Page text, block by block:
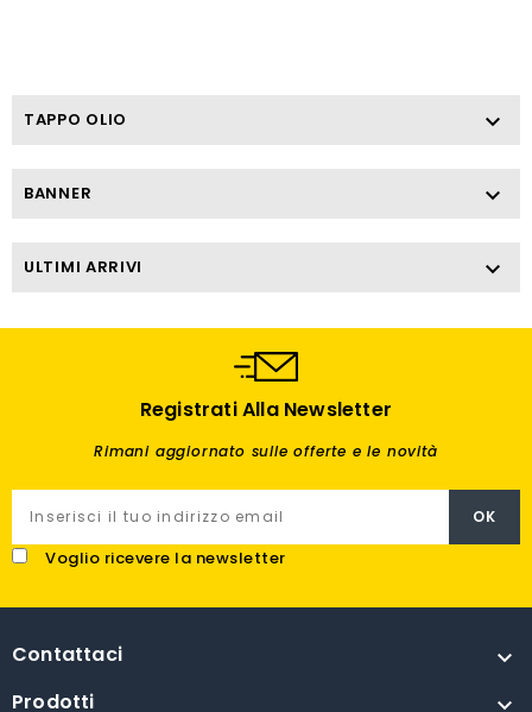
TAPPO OLIO 
BANNER 
ULTIMI ARRIVI 
Registrati Alla Newsletter
Rimani aggiornato sulle offerte e le novità
Voglio ricevere la newsletter
Contattaci 
Prodotti 